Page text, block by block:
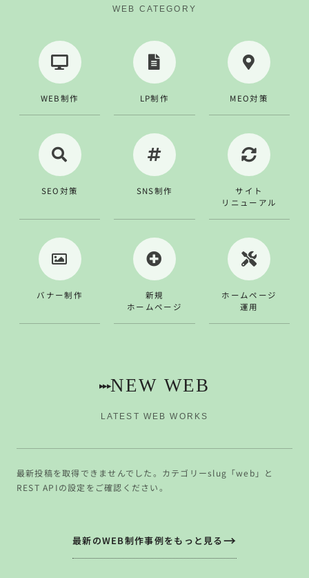
WEB CATEGORY
WEB制作 LP制作 MEO対策
SEO対策 SNS制作
サイト
リニューアル
バナー制作
新規
ホームページ
ホームページ
運用
▸▸▸NEW WEB
LATEST WEB WORKS
最新投稿を取得できませんでした。カテゴリーslug「web」と
REST APIの設定をご確認ください。
最新のWEB制作事例をもっと見る